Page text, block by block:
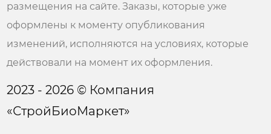
размещения на сайте. Заказы, которые уже
оформлены к моменту опубликования
изменений, исполняются на условиях, которые
действовали на момент их оформления.
2023 - 2026 © Компания
«СтройБиоМаркет»